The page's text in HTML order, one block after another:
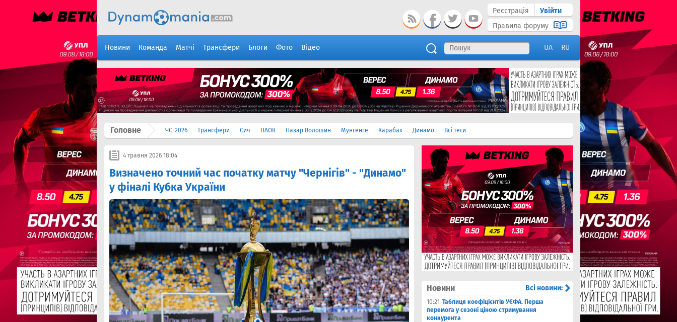
Реєстрація
Увійти
Правила форуму
Новини Команда Матчі Трансфери Блоги Фото Відео UA RU
Головне ЧС-2026 Трансфери Сич ПАОК Назар Волошин Мунгенге Карабах Динамо Всі теги
4 травня 2026 18:04
Визначено точний час початку матчу "Чернігів" - "Динамо"
у фіналі Кубка України
Новини Всі новини:
10:21 Таблиця коефіцієнтів УЄФА. Перша
перемога у сезоні ціною стримування
конкурента